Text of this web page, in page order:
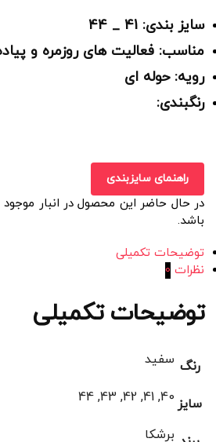
سایز بندی: 41 _ 44
مناسب: فعالیت های روزمره و
رویه: حوله ای
رنگبندی:
راهنمای سایزبندی
در حال حاضر این محصول در انبار
باشد.
توضیحات تکمیلی
نظرات 0
توضیحات تکمیلی
رنگ سفید
سایز 40, 41, 42, 43, 44
برشکا